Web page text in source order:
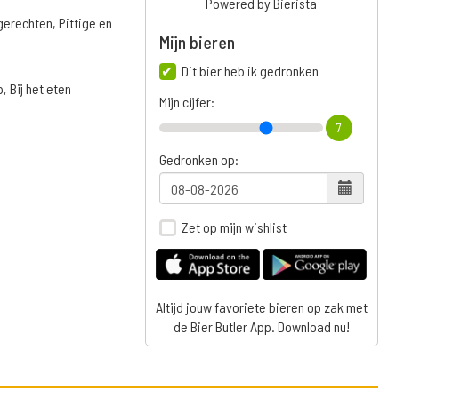
Pittige en
Bij het eten
Mijn bieren
Dit bier heb ik gedronken
Mijn cijfer:
7
Gedronken op:
Zet op mijn wishlist
Altijd jouw favoriete bieren op zak met
de Bier Butler App. Download nu!